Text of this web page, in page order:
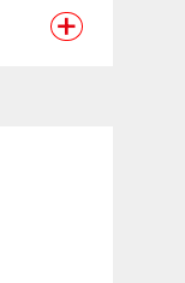
+